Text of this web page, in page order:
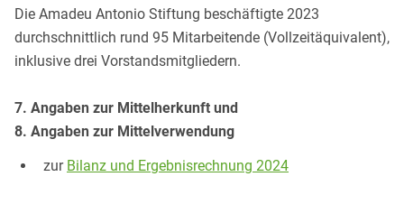
Die Amadeu Antonio Stiftung beschäftigte 2023
durchschnittlich rund 95 Mitarbeitende (Vollzeitäquivalent),
inklusive drei Vorstandsmitgliedern.
7. Angaben zur Mittelherkunft und
8. Angaben zur Mittelverwendung
zur Bilanz und Ergebnisrechnung 2024